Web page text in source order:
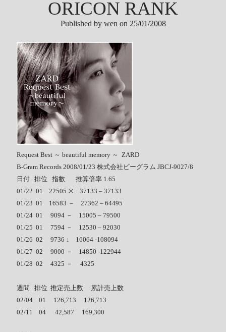
Recent Posts
DOCKER 內程式防火牆
SARD UNDERGROUND – 愛は暗闇の中で
辣個傳說的女人出現了!!!
『離れていても』 / AKB48 message song
SONY PS5表示: 我們是賣路由器的。
Live Your Dream – 今、はじめよう | 17LIVE (イチナナ)
乃木坂46 『世界中の隣人よ』
Recent Comments
WenonHINET 神路由
伊onBEING 系藝人占卜
Shinodaon
第53回 輝く！日本レコード大賞 AKB48 受賞
ORICON オリコン芸能ニュース APK 無廣告版
ORICON RANK
Published by wen on 25/01/2008
Request Best ～ beautiful memory ～ ZARD
B-Gram Records 2008/01/23 株式会社ビーグラム JBCJ-9027/8
日付 排位 指數 推算倍率 1.65
01/22 01 22505 ※ 37133 – 37133
01/23 01 16583 － 27362 – 64495
01/24 01 9094 － 15005 – 79500
01/25 01 7594 － 12530 – 92030
01/26 02 9736 ↓ 16064 -108094
01/27 02 9000 － 14850 -122944
01/28 02 4325 － 4325
週間 排位 推定売上数 累計売上数
02/04 01 126,713 126,713
02/11 04 42,587 169,300